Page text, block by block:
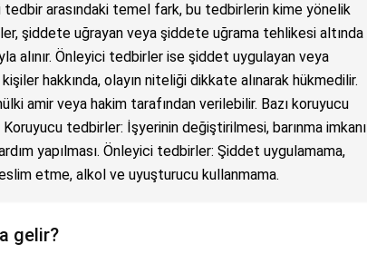
arasındaki temel fark, bu tedbirlerin kime yönelik
şiddete uğrayan veya şiddete uğrama tehlikesi altında
alınır. Önleyici tedbirler ise şiddet uygulayan veya
hakkında, olayın niteliği dikkate alınarak hükmedilir.
amir veya hakim tarafından verilebilir. Bazı koruyucu
tedbirler: İşyerinin değiştirilmesi, barınma imkanı
yapılması. Önleyici tedbirler: Şiddet uygulamama,
etme, alkol ve uyuşturucu kullanmama.
gelir?